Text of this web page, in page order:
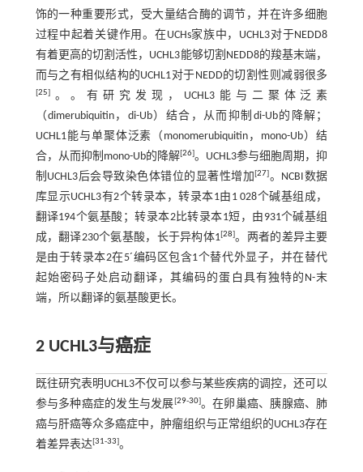
饰的一种重要形式，受大量结合酶的调节，并在许多细胞
过程中起着关键作用。在UCHs家族中，UCHL3对于NEDD8
有着更高的切割活性，UCHL3能够切割NEDD8的羧基末端，
而与之有相似结构的UCHL1对于NEDD的切割性则减弱很多
[25]。。有研究发现，UCHL3能与二聚体泛素
（dimerubiquitin，di-Ub）结合，从而抑制di-Ub的降解；
UCHL1能与单聚体泛素（monomerubiquitin，mono-Ub）结
合，从而抑制mono-Ub的降解[26]。UCHL3参与细胞周期，抑
制UCHL3后会导致染色体错位的显著性增加[27]。NCBI数据
库显示UCHL3有2个转录本，转录本1由1 028个碱基组成，
翻译194个氨基酸；转录本2比转录本1短，由931个碱基组
成，翻译230个氨基酸，长于异构体1[28]。两者的差异主要
是由于转录本2在5´编码区包含1个替代外显子，并在替代
起始密码子处启动翻译，其编码的蛋白具有独特的N-末
端，所以翻译的氨基酸更长。
2 UCHL3与癌症
既往研究表明UCHL3不仅可以参与某些疾病的调控，还可以
参与多种癌症的发生与发展[29-30]。在卵巢癌、胰腺癌、肺
癌与肝癌等众多癌症中，肿瘤组织与正常组织的UCHL3存在
着差异表达[31-33]。